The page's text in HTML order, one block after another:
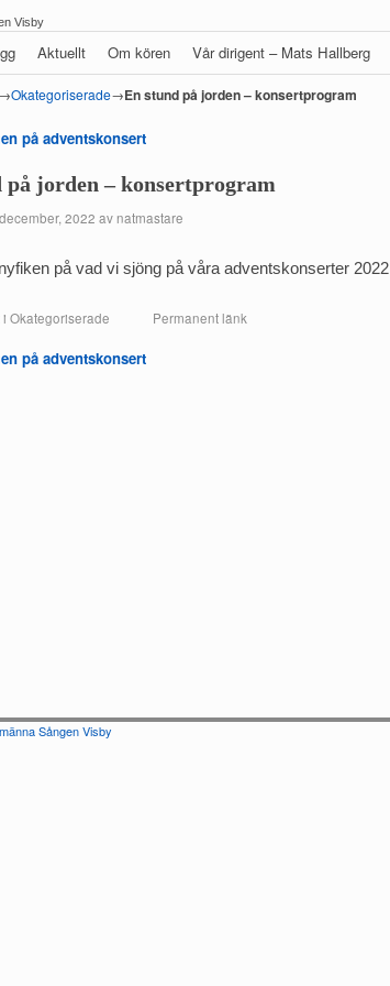
Aktuellt Om kören Vår dirigent – Mats Hallberg
→Okategoriserade→En stund på jorden – konsertprogram
på adventskonsert
på jorden – konsertprogram
2022 av natmastare
på vad vi sjöng på våra adventskonserter 2022
i Okategoriserade Permanent länk
på adventskonsert
Sången Visby